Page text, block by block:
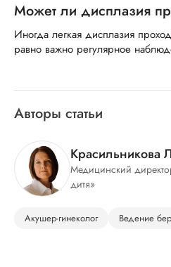
Может ли дисплазия
Иногда легкая дисплазия
равно важно регулярное
Авторы статьи
Красильникова
Медицинский
дитя»
Акушер-гинеколог Ведение